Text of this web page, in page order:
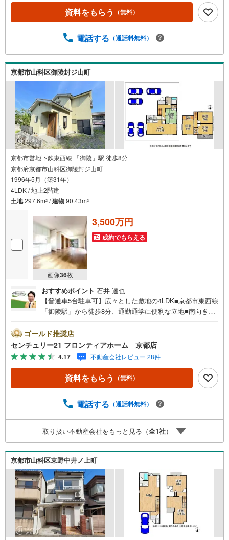
まで徒歩約3分・京都市立花山中学校まで徒歩約3分 弊社が
選ばれる理由 1.お金の扱い方のプロ、ファイナンシャルプ
きる売却専門チームあり！3.たくさんの銀行と繋がりがあ
引渡し後に必要になったお家のリフォームも弊社のリフォ
ームプランナーがご提案！5.定期的にご連絡を繋ぎ、有事
の際に迅速にサポートいたします弊社は専門家同士が連携
をとっているため、より多くの知見がございますお気軽に
お問合せください！
資料をもらう （無料）
電話する （通話料無料）
京都市山科区御陵封ジ山町
京都市営地下鉄東西線 「御陵」駅 徒歩8分
京都府京都市山科区御陵封ジ山町
1996年5月（築31年）
4LDK / 地上2階建
土地297.6m2 /建物90.43m2
画像36枚
3,500万円
成約でもらえる
おすすめポイント 石井 達也
【普通車5台駐車可】広々とした敷地の4LDK■京都市東西線
「御陵駅」から徒歩8分、通勤通学に便利な立地■南向きバ
mなので駐車も楽々！ 特徴・リフォーム歴（2018年）あり:
キッチン/浴室/洗面化粧台/トイレ/給湯器/玄関ドア/床/クロ
ス/畳・複数沿線利用可能でお買い物の際も便利です・全居
室洋室6帖以上でゆったりとしています 立地・京都市立陵
ケ岡小学校まで徒歩約15分・京都市立花山中学校まで徒歩
約23分 弊社が選ばれる理由 1.お金の扱い方のプロ、ファイ
などにも対応できる売却専門チームあり！3.たくさんの銀
能！4.物件のお引渡し後に必要になったお家のリフォーム
も弊社のリフォームプランナーがご提案！5.定期的にご連
絡を繋ぎ、有事の際に迅速にサポートいたします弊社は専
門家同士が連携をとっているため、より多くの知見がござ
います。
ゴールド推奨店
センチュリー21 フロンティアホーム 京都店
4.17 不動産会社レビュー 28件
資料をもらう （無料）
電話する （通話料無料）
取り扱い不動産会社をもっと見る（全1社）
京都市山科区東野中井ノ上町